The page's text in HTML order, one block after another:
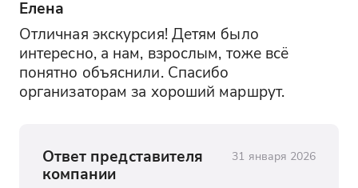
Елена
Отличная экскурсия! Детям было
интересно, а нам, взрослым, тоже всё
понятно объяснили. Спасибо
организаторам за хороший маршрут.
Ответ представителя
компании
31 января 2026